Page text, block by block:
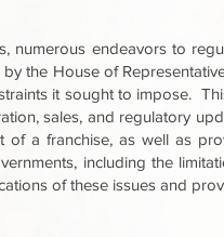
numerous endeavors to
the House of
it sought to impose.
sales, and regulatory
of a franchise, as well as
including the
of these issues and